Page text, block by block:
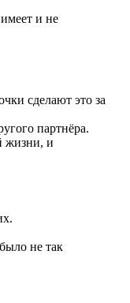
и не
сделают это за
партнёра.
жизни, и
не так